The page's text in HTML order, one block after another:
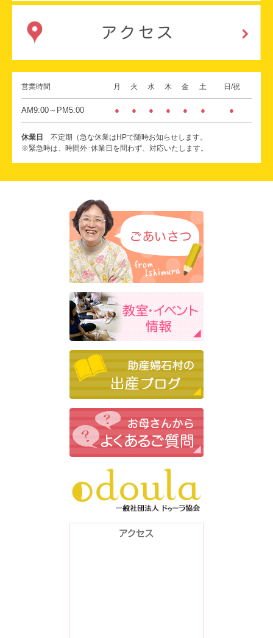
営業時間 月 火 水 木 金 土 日/祝
AM9:00～PM5:00 ● ● ● ● ● ● ●
休業日
不定期（急な休業はHPで随時お知らせします。
※緊急時は、時間外･休業日を問わず、対応いたします。